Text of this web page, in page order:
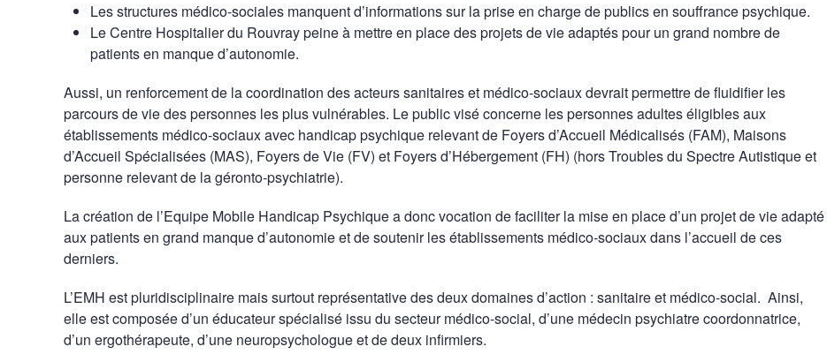
Les structures médico-sociales manquent d’informations sur la prise en charge de publics en souffrance psychique.
Le Centre Hospitalier du Rouvray peine à mettre en place des projets de vie adaptés pour un grand nombre de
patients en manque d’autonomie.
Aussi, un renforcement de la coordination des acteurs sanitaires et médico-sociaux devrait permettre de fluidifier les
parcours de vie des personnes les plus vulnérables. Le public visé concerne les personnes adultes éligibles aux
établissements médico-sociaux avec handicap psychique relevant de Foyers d’Accueil Médicalisés (FAM), Maisons
d’Accueil Spécialisées (MAS), Foyers de Vie (FV) et Foyers d’Hébergement (FH) (hors Troubles du Spectre Autistique et
personne relevant de la géronto-psychiatrie).
La création de l’Equipe Mobile Handicap Psychique a donc vocation de faciliter la mise en place d’un projet de vie adapté
aux patients en grand manque d’autonomie et de soutenir les établissements médico-sociaux dans l’accueil de ces
derniers.
L’EMH est pluridisciplinaire mais surtout représentative des deux domaines d’action : sanitaire et médico-social. Ainsi,
elle est composée d’un éducateur spécialisé issu du secteur médico-social, d’une médecin psychiatre coordonnatrice,
d’un ergothérapeute, d’une neuropsychologue et de deux infirmiers.